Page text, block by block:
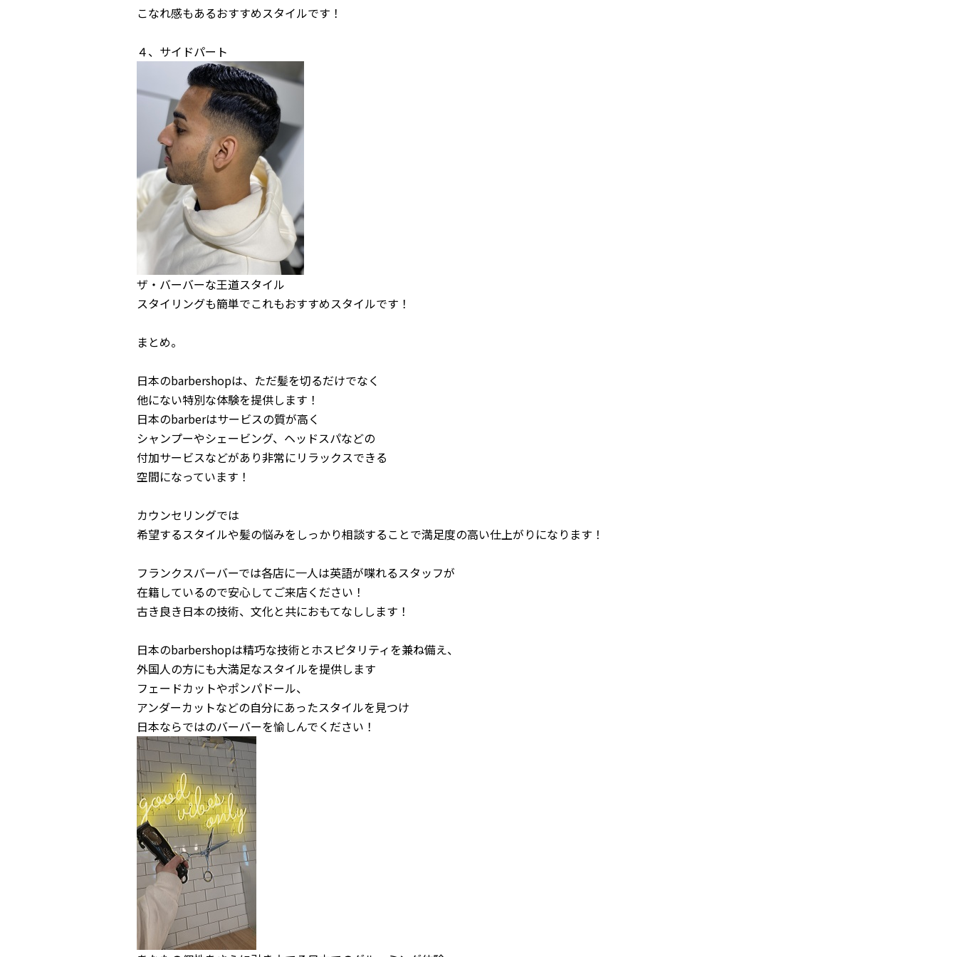
こなれ感もあるおすすめスタイルです！
４、サイドパート
ザ・バーバーな王道スタイル
スタイリングも簡単でこれもおすすめスタイルです！
まとめ。
日本のbarbershopは、ただ髪を切るだけでなく
他にない特別な体験を提供します！
日本のbarberはサービスの質が高く
シャンプーやシェービング、ヘッドスパなどの
付加サービスなどがあり非常にリラックスできる
空間になっています！
カウンセリングでは
希望するスタイルや髪の悩みをしっかり相談することで満足度の高い仕上がりになります！
フランクスバーバーでは各店に一人は英語が喋れるスタッフが
在籍しているので安心してご来店ください！
古き良き日本の技術、文化と共におもてなしします！
日本のbarbershopは精巧な技術とホスピタリティを兼ね備え、
外国人の方にも大満足なスタイルを提供します
フェードカットやポンパドール、
アンダーカットなどの自分にあったスタイルを見つけ
日本ならではのバーバーを愉しんでください！